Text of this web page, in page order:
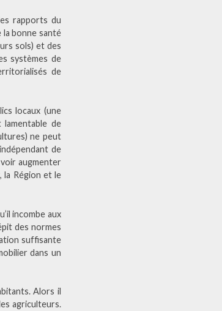
rapports du
la bonne santé
sols) et des
systèmes de
de
locaux (une
de
ne peut
de
augmenter
la Région et le
incombe aux
des normes
suffisante
dans un
Alors il
agriculteurs.